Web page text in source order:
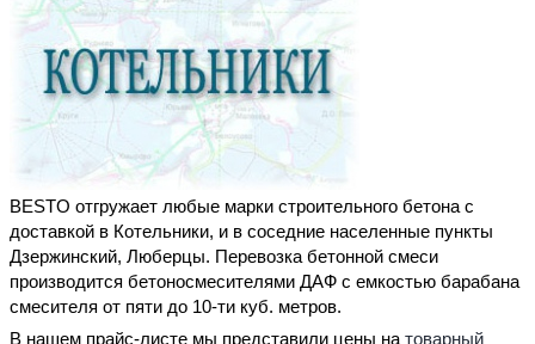
BESTO отгружает любые марки строительного бетона с
доставкой в Котельники, и в соседние населенные пункты
Дзержинский, Люберцы. Перевозка бетонной смеси
производится бетоносмесителями ДАФ с емкостью барабана
смесителя от пяти до 10-ти куб. метров.
В нашем прайс-листе мы представили цены на товарный